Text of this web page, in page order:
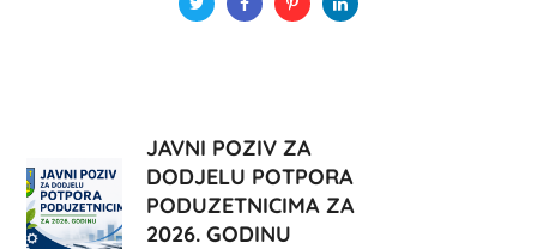
JAVNI POZIV ZA
DODJELU POTPORA
PODUZETNICIMA ZA
2026. GODINU